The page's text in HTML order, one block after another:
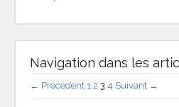
Navigation dans les
← Précédent 1 2 3 4 Suivant →